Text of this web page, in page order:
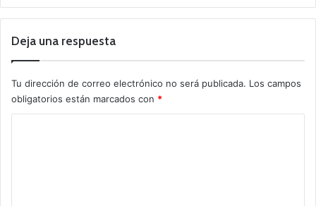
Deja una respuesta
Tu dirección de correo electrónico no será publicada. Los campos
obligatorios están marcados con *